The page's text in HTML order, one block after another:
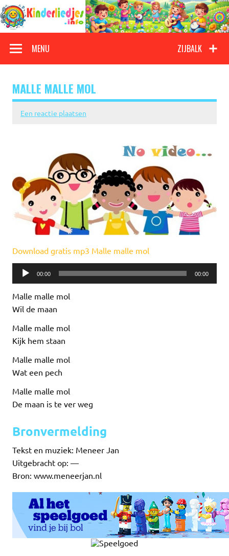
Doorgaan
naar
inhoud
Kinderliedjes
ZIJBALK
MENU
MALLE MALLE MOL
Een reactie plaatsen
Download gratis mp3 Malle malle mol
Audiospeler
00:00 00:00
Malle malle mol
Wil de maan
Malle malle mol
Kijk hem staan
Malle malle mol
Wat een pech
Malle malle mol
De maan is te ver weg
Bronvermelding
Tekst en muziek: Meneer Jan
Uitgebracht op: —
Bron: www.meneerjan.nl